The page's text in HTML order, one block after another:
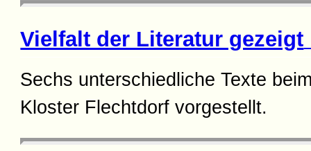
Vielfalt der Literatur gezeigt
Sechs unterschiedliche Texte
Kloster Flechtdorf vorgestellt.